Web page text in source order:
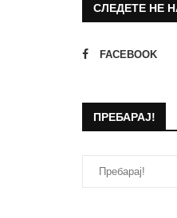
СЛЕДЕТЕ НЕ
FACEBOOK
ПРЕБАРАЈ!